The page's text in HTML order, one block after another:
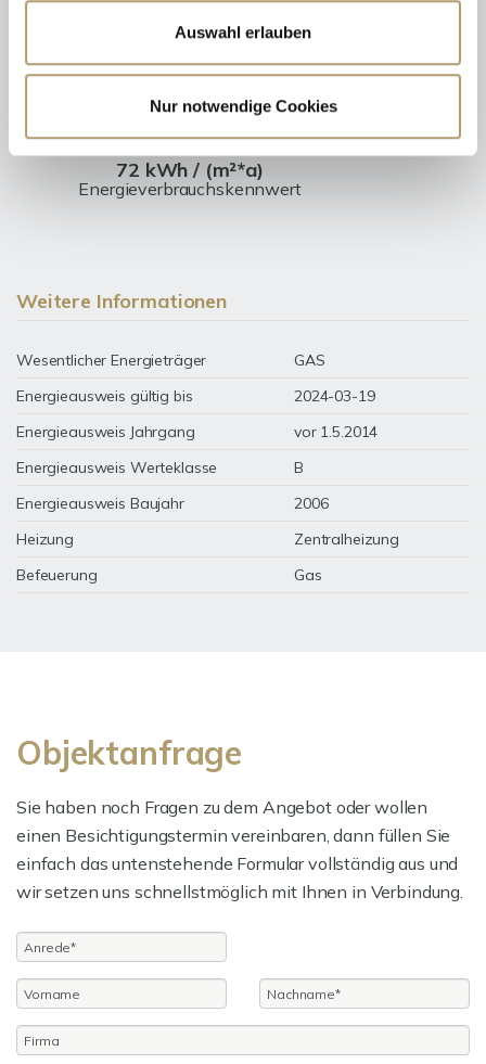
Auswahl erlauben
Nur notwendige Cookies
Energieausweis (Verbrauchsausweis)
72 kWh / (m²*a)
Energieverbrauchskennwert
Weitere Informationen
Wesentlicher Energieträger
GAS
Energieausweis gültig bis
2024-03-19
Energieausweis Jahrgang
vor 1.5.2014
Energieausweis Werteklasse
B
Energieausweis Baujahr
2006
Heizung
Zentralheizung
Befeuerung
Gas
Objektanfrage
Sie haben noch Fragen zu dem Angebot oder wollen
einen Besichtigungstermin vereinbaren, dann füllen Sie
einfach das untenstehende Formular vollständig aus und
wir setzen uns schnellstmöglich mit Ihnen in Verbindung.